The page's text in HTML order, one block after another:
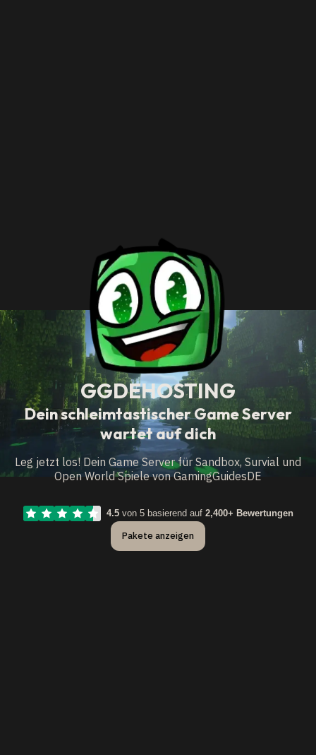
GGDEHOSTING
Dein schleimtastischer Game Server
wartet auf dich
Leg jetzt los! Dein Game Server für Sandbox, Survial und
Open World Spiele von GamingGuidesDE
4.5von 5 basierend auf 2,400+ Bewertungen
Pakete anzeigen